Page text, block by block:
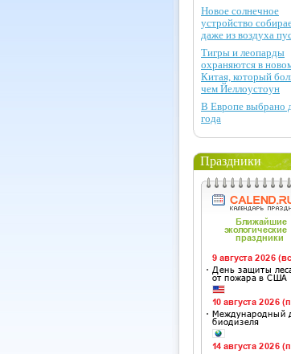
Новое солнечное
устройство
даже из воздуха
Тигры и леопарды
охраняются в
Китая, который
чем Йеллоустоун
В Европе выбрано
года
Праздники